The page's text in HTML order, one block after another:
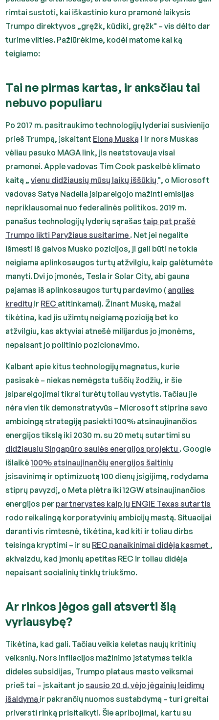
rimtai sustoti, kai iškastinio kuro pramonė laikysis
Trumpo direktyvos „gręžk, kūdiki, gręžk" – vis dėlto dar
turime vilties. Pažiūrėkime, kodėl matome kai ką
teigiamo:
Tai ne pirmas kartas, ir anksčiau tai
nebuvo populiaru
Po 2017 m. pasitraukimo technologijų lyderiai susivienijo
prieš Trumpą, įskaitant Eloną Muską ! Ir nors Muskas
vėliau pasuko MAGA link, jis neatstovauja visai
pramonei. Apple vadovas Tim Cook paskelbė klimato
kaitą „vienu didžiausių mūsų laikų iššūkių ", o Microsoft
vadovas Satya Nadella įsipareigojo mažinti emisijas
nepriklausomai nuo federalinės politikos. 2019 m.
panašus technologijų lyderių sąrašastaip pat prašė
Trumpo likti Paryžiaus susitarime . Net jei negalite
išmesti iš galvos Musko pozicijos, ji gali būti ne tokia
neigiama aplinkosaugos turtų atžvilgiu, kaip galėtumėte
manyti. Dvi jo įmonės, Tesla ir Solar City, abi gauna
pajamas iš aplinkosaugos turtų pardavimo ( anglies
kreditų ir REC atitinkamai). Žinant Muską, mažai
tikėtina, kad jis užimtų neigiamą poziciją bet ko
atžvilgiu, kas aktyviai atnešė milijardus jo įmonėms,
nepaisant jo politinio pozicionavimo.
Kalbant apie kitus technologijų magnatus, kurie
pasisakė – niekas nemėgsta tuščių žodžių, ir šie
įsipareigojimai tikrai turėtų toliau vystytis. Tačiau jie
nėra vien tik demonstratyvūs – Microsoft stiprina savo
ambicingą strategiją pasiekti 100% atsinaujinančios
energijos tikslą iki 2030 m. su 20 metų sutartimi su
didžiausiu Singapūro saulės energijos projektu . Google
išlaikė100% atsinaujinančių energijos šaltinių
įsisavinimą ir optimizuotą 100 dienų įsigijimą, rodydama
stiprų pavyzdį, o Meta plėtra iki 12GW atsinaujinančios
energijos per partnerystes kaip jų ENGIE Texas sutartis
rodo reikalingą korporatyvinių ambicijų mastą. Situacijai
daranti vis rimtesnė, tikėtina, kad kiti ir toliau dirbs
teisinga kryptimi – ir su REC panaikinimai didėja kasmet ,
akivaizdu, kad įmonių apetitas REC ir toliau didėja
nepaisant socialinių tinklų triukšmo.
Ar rinkos jėgos gali atsverti šią
vyriausybę?
Tikėtina, kad gali. Tačiau veikia keletas naujų kritinių
veiksnių. Nors infliacijos mažinimo įstatymas teikia
dideles subsidijas, Trumpo plataus masto veiksmai
prieš tai – įskaitant josausio 20 d. vėjo jėgainių leidimų
įšaldymą ir pakrančių nuomos sustabdymą – turi greitai
priversti rinką prisitaikyti. Šie apribojimai, kartu su